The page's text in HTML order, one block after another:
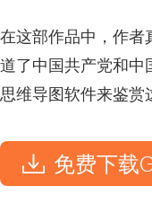
在这部作品中，作者
道了中国共产党和中
思维导图软件来鉴赏
免费下载